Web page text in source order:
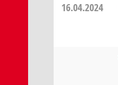
16.04.2024